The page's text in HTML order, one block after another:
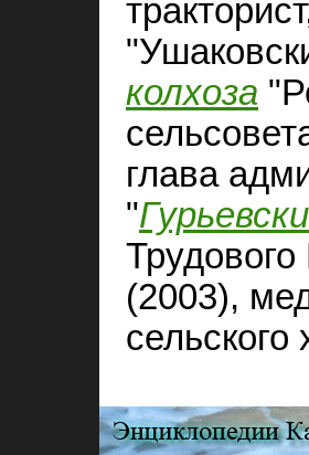
колхоза
глава
"
(2003),